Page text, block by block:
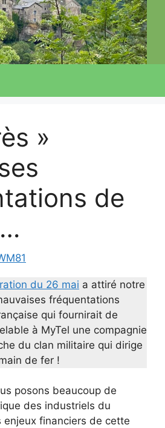
»
de
du 26 mai a attiré notre
fréquentations
qui fournirait de
à MyTel une compagnie
du clan militaire qui dirige
de fer !
posons beaucoup de
des industriels du
enjeux financiers de cette